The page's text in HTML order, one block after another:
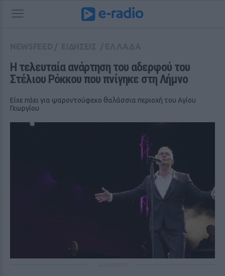
Η τελευταία ανάρτηση του αδερφού του
Στέλιου Ρόκκου που πνίγηκε στη Λήμνο
Είχε πάει για ψαροντούφεκο θαλάσσια περιοχή του Αγίου
Γεωργίου